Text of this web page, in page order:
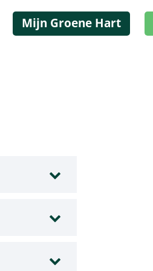
Mijn Groene Hart